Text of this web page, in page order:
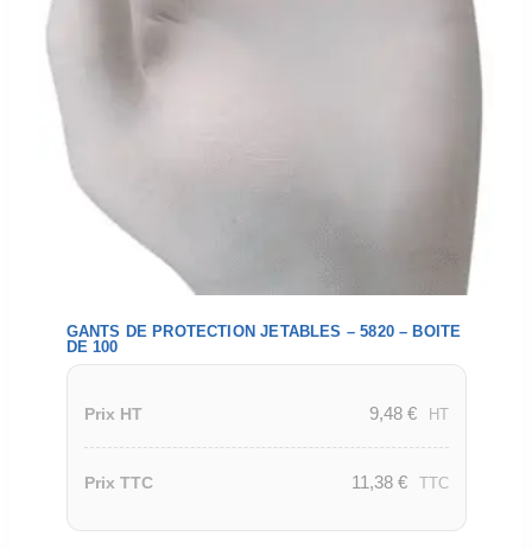
GANTS DE PROTECTION JETABLES – 5820 – BOITE
DE 100
Prix HT 9,48 € HT
Prix TTC 11,38 € TTC